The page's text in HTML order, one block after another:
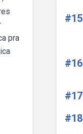
pra
#15
#16
#17
#18